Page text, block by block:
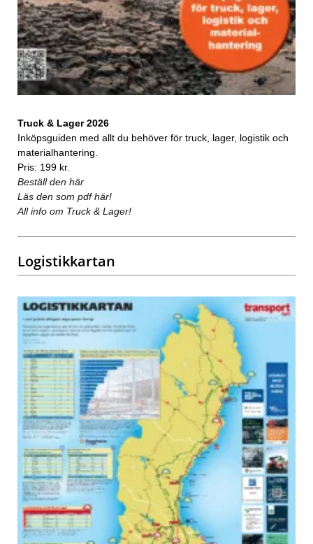
Truck & Lager 2026
Inköpsguiden med allt du behöver för truck, lager, logistik och
materialhantering.
Pris: 199 kr.
Beställ den här
Läs den som pdf här!
All info om Truck & Lager!
Logistikkartan